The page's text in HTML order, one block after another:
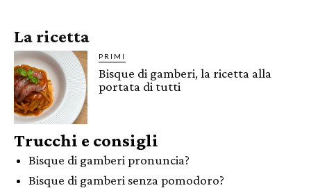
La ricetta
PRIMI
Bisque di gamberi, la ricetta alla
portata di tutti
Trucchi e consigli
Bisque di gamberi pronuncia?
Bisque di gamberi senza pomodoro?